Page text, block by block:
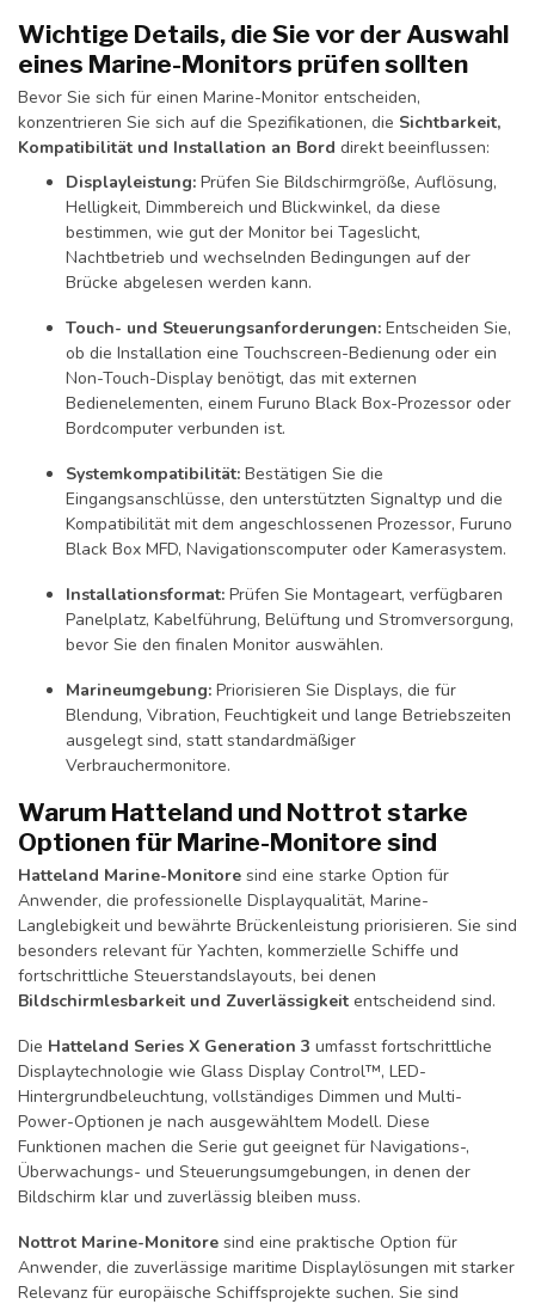
Wichtige Details, die Sie vor der Auswahl
eines Marine-Monitors prüfen sollten
Bevor Sie sich für einen Marine-Monitor entscheiden,
konzentrieren Sie sich auf die Spezifikationen, die Sichtbarkeit,
Kompatibilität und Installation an Bord direkt beeinflussen:
Displayleistung: Prüfen Sie Bildschirmgröße, Auflösung,
Helligkeit, Dimmbereich und Blickwinkel, da diese
bestimmen, wie gut der Monitor bei Tageslicht,
Nachtbetrieb und wechselnden Bedingungen auf der
Brücke abgelesen werden kann.
Touch- und Steuerungsanforderungen: Entscheiden Sie,
ob die Installation eine Touchscreen-Bedienung oder ein
Non-Touch-Display benötigt, das mit externen
Bedienelementen, einem Furuno Black Box-Prozessor oder
Bordcomputer verbunden ist.
Systemkompatibilität: Bestätigen Sie die
Eingangsanschlüsse, den unterstützten Signaltyp und die
Kompatibilität mit dem angeschlossenen Prozessor, Furuno
Black Box MFD, Navigationscomputer oder Kamerasystem.
Installationsformat: Prüfen Sie Montageart, verfügbaren
Panelplatz, Kabelführung, Belüftung und Stromversorgung,
bevor Sie den finalen Monitor auswählen.
Marineumgebung: Priorisieren Sie Displays, die für
Blendung, Vibration, Feuchtigkeit und lange Betriebszeiten
ausgelegt sind, statt standardmäßiger
Verbrauchermonitore.
Warum Hatteland und Nottrot starke
Optionen für Marine-Monitore sind
Hatteland Marine-Monitore sind eine starke Option für
Anwender, die professionelle Displayqualität, Marine-
Langlebigkeit und bewährte Brückenleistung priorisieren. Sie sind
besonders relevant für Yachten, kommerzielle Schiffe und
fortschrittliche Steuerstandslayouts, bei denen
Bildschirmlesbarkeit und Zuverlässigkeit entscheidend sind.
Die Hatteland Series X Generation 3 umfasst fortschrittliche
Displaytechnologie wie Glass Display Control™, LED-
Hintergrundbeleuchtung, vollständiges Dimmen und Multi-
Power-Optionen je nach ausgewähltem Modell. Diese
Funktionen machen die Serie gut geeignet für Navigations-,
Überwachungs- und Steuerungsumgebungen, in denen der
Bildschirm klar und zuverlässig bleiben muss.
Nottrot Marine-Monitore sind eine praktische Option für
Anwender, die zuverlässige maritime Displaylösungen mit starker
Relevanz für europäische Schiffsprojekte suchen. Sie sind